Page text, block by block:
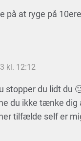
på at ryge på
kl. 12:12
stopper du lidt du
du ikke tænke dig
tilfælde self er